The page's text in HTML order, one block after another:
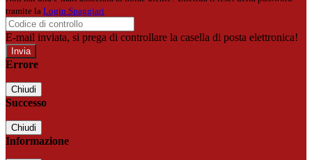
tramite la Login Spaggiari
E-mail inviata, si prega di controllare la casella di posta elettronica!
Errore
Chiudi
Successo
Chiudi
Informazione